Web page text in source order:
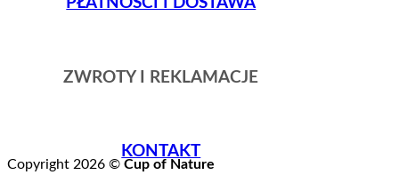
ZWROTY I REKLAMACJE
KONTAKT
Copyright 2026 © Cup of Nature